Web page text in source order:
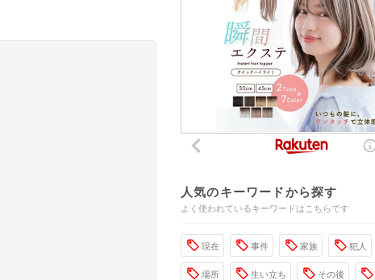
人気のキーワードから探す
よく使われているキーワードはこちらです
現在 事件 家族 犯人
場所 生い立ち その後